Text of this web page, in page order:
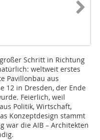
Schritt in Richtung
weltweit erstes
Pavillonbau aus
12 in Dresden, der Ende
Feierlich, weil
Politik, Wirtschaft,
Konzept­design stammt
war die AIB – Architekten